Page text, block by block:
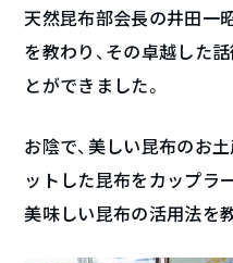
天然昆布部会長の井田一
を教わり、その卓越した
とができました。
お陰で、美しい昆布のお
ットした昆布をカップラ
美味しい昆布の活用法を